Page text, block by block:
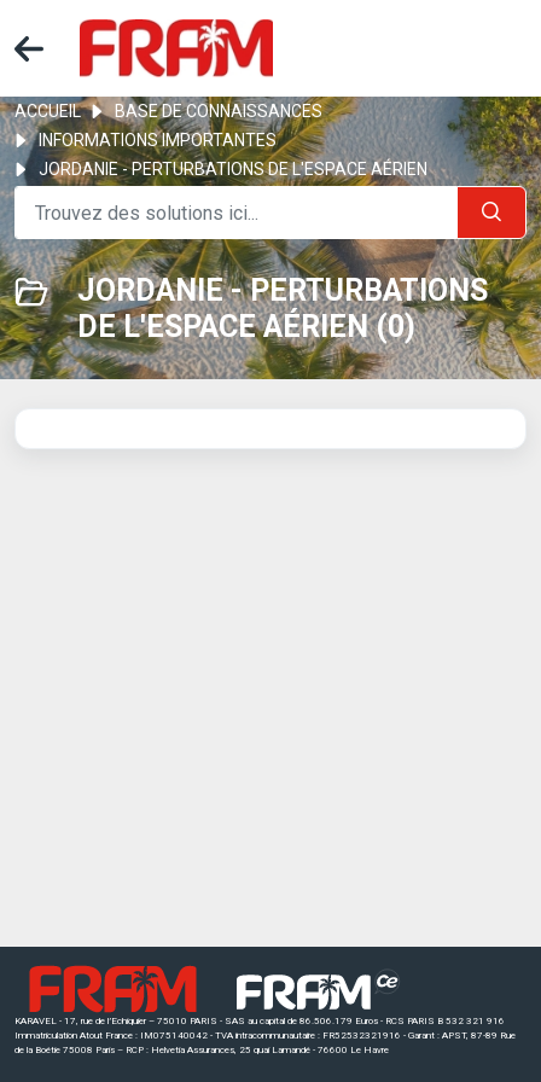
ACCUEIL
BASE DE CONNAISSANCES
INFORMATIONS IMPORTANTES
JORDANIE - PERTURBATIONS DE L'ESPACE AÉRIEN
JORDANIE - PERTURBATIONS
DE L'ESPACE AÉRIEN (0)
KARAVEL - 17, rue de l’Echiquier – 75010 PARIS - SAS au capital de 86.506.179 Euros - RCS PARIS B 532 321 916
Immatriculation Atout France : IM075140042 - TVA intracommunautaire : FR52532321916 - Garant : APST, 87-89 Rue
de la Boétie 75008 Paris – RCP : Helvetia Assurances, 25 quai Lamandé - 76600 Le Havre